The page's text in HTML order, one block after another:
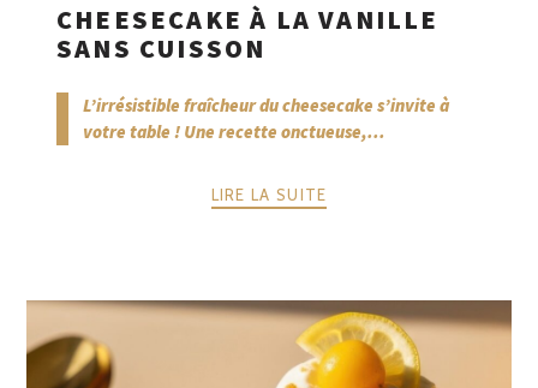
CHEESECAKE À LA VANILLE
SANS CUISSON
L’irrésistible fraîcheur du cheesecake s’invite à
votre table ! Une recette onctueuse,...
LIRE LA SUITE